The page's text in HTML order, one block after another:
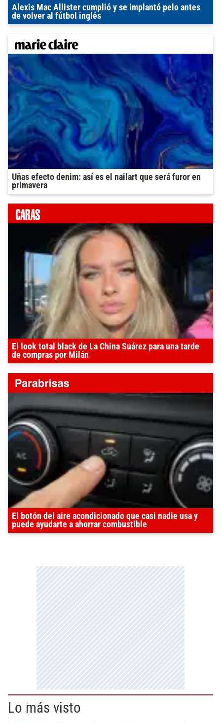
Alexis Mac Allister cumplió y se implantó pelo antes
de volver al fútbol inglés
Uñas efecto denim: así es el nailart que será furor en
primavera
El look total black de La China Suárez para una tarde
de compras por Milán
El botón del aire acondicionado que casi nadie usa y
puede ayudarte a ahorrar combustible
Lo más visto